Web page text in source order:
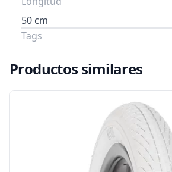
50 cm
Tags
Productos similares